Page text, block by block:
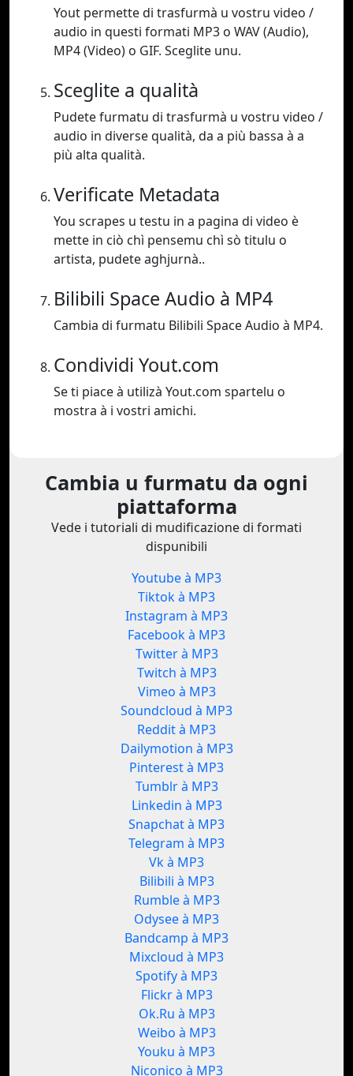
Yout permette di trasfurmà u vostru video /
audio in questi formati MP3 o WAV (Audio),
MP4 (Video) o GIF. Sceglite unu.
Sceglite a qualità
Pudete furmatu di trasfurmà u vostru video /
audio in diverse qualità, da a più bassa à a
più alta qualità.
Verificate Metadata
You scrapes u testu in a pagina di video è
mette in ciò chì pensemu chì sò titulu o
artista, pudete aghjurnà..
Bilibili Space Audio à MP4
Cambia di furmatu Bilibili Space Audio à MP4.
Condividi Yout.com
Se ti piace à utilizà Yout.com spartelu o
mostra à i vostri amichi.
Cambia u furmatu da ogni
piattaforma
Vede i tutoriali di mudificazione di formati
dispunibili
Youtube à MP3
Tiktok à MP3
Instagram à MP3
Facebook à MP3
Twitter à MP3
Twitch à MP3
Vimeo à MP3
Soundcloud à MP3
Reddit à MP3
Dailymotion à MP3
Pinterest à MP3
Tumblr à MP3
Linkedin à MP3
Snapchat à MP3
Telegram à MP3
Vk à MP3
Bilibili à MP3
Rumble à MP3
Odysee à MP3
Bandcamp à MP3
Mixcloud à MP3
Spotify à MP3
Flickr à MP3
Ok.Ru à MP3
Weibo à MP3
Youku à MP3
Niconico à MP3